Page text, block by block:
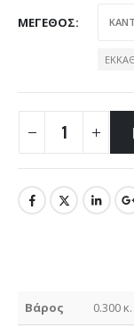
ΜΈΓΕΘΟΣ
Βάρος 0.300 κ.